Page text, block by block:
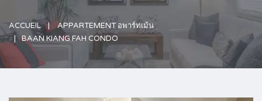
ACCUEIL
APPARTEMENT อพาร์ทเม้น
BAAN KIANG FAH CONDO